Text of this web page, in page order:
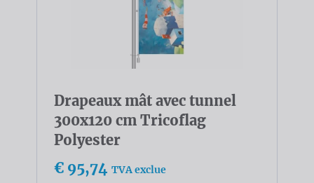
Drapeaux mât avec tunnel
300x120 cm Tricoflag
Polyester
€ 95,74 TVA exclue